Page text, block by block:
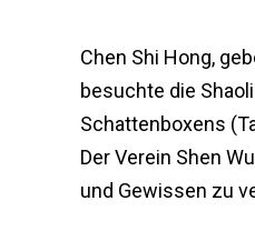
Chen Shi Hong,
besuchte die
Schattenboxens
Der Verein Shen
und Gewissen zu